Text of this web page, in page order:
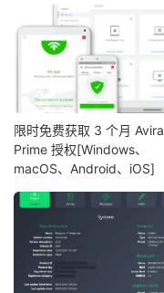
限时免费获取 3 个月 Avira
Prime 授权[Windows、
macOS、Android、iOS]